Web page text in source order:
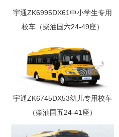
宇通ZK6995DX61中小学生专用
校车（柴油国六24-49座）
宇通ZK6745DX53幼儿专用校车
（柴油国五24-41座）